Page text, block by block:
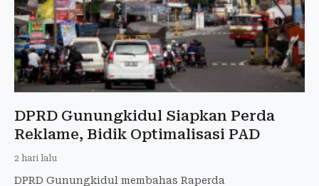
DPRD Gunungkidul Siapkan Perda
Reklame, Bidik Optimalisasi PAD
2 hari lalu
DPRD Gunungkidul membahas Raperda